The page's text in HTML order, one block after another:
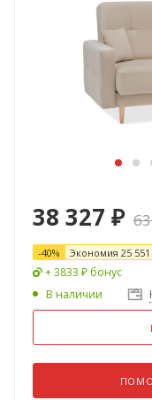
38 327 ₽
-40% Экономия 25 551
+ 3833 ₽ бонус
В наличии